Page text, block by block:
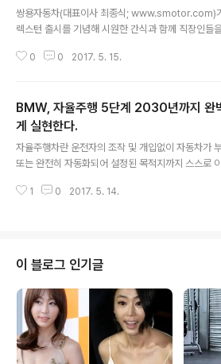
쌍용자동차(대표이사 최종식; www.smotor.com)
렉스턴 출시를 기념해 시원한 간식과 함께 직장인들
더스타일 익스트림 모델을 새롭게 선보인다고 15일
ool Summer Delivery)’를 오는 8월까지 진행한
가를 원하는 사람은 쌍용자동차 홈페이지를 통해 근무
비롯한 내용과 신청사연 등을 작성하면 된다. 신청기
월별로 ▲5월 15~31일 ▲6월 5~30일 ▲7월 17
을 선정하며, 쌍용차 오토매니저가 당첨자의 근무지에
0 0 2017. 5. 15.
BMW, 자율주행 5단계 2030년까지 완
게 실현한다.
자율주행차란 운전자의 조작 및 개입없이 자동차가
또는 완전히 자동화되어 설정된 목적지까지 스스로
주행 기술 수준 발전을 토대로 자동운전 정도를 5단계
에만 운전자가 개입하는 3단계 수준의 자율주행차량
입될 전망이다. BMW는 2030년까지 자율주행 5단
술을 완벽하게 구현하겠다는 계획발표와 함께 BMW
주행 기술에 대한 짧은 영상을 공개했다. 영상은
시리즈가 고속도로를 활보하는 장면으로 시작하는
계 기술의 완성도를 설명하며 운전자가 손을 떼는..
1 0 2017. 5. 14.
이 블로그 인기글